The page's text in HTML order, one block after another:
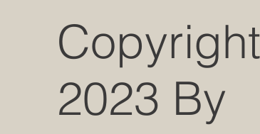
2023 By